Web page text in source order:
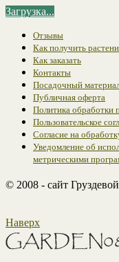
Загрузка...
Отзывы
Как получить
Как заказать
Контакты
Посадочный
Публичная оферта
Политика обработки
Пользовательское
Согласие на
Уведомление об
метрическими
© 2008 - сайт
Наверх